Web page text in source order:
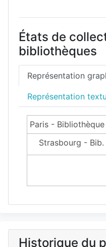
États de
bibliothèques
Représentation
Représentation
Paris -
Strasbourg - Bib.
Historique du